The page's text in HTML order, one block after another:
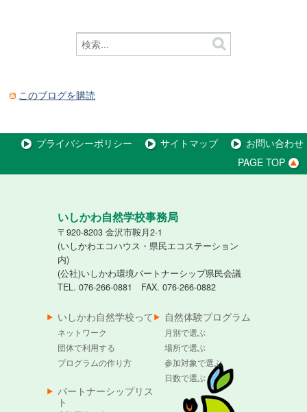
このブログを購読
プライバシーポリシー サイトマップ
お問い合わせ
PAGE TOP
いしかわ自然学校事務局
〒920-8203 金沢市鞍月2-1
(いしかわエコハウス・県民エコステーション
内)
(公社)いしかわ環境パートナーシップ県民会議
TEL. 076-266-0881 FAX. 076-266-0882
いしかわ自然学校って
ネットワーク
団体で利用する
プログラムの作り方
自然体験プログラム
月別で選ぶ
場所で選ぶ
参加対象で選ぶ
日数で選ぶ
パートナーシップリス
ト